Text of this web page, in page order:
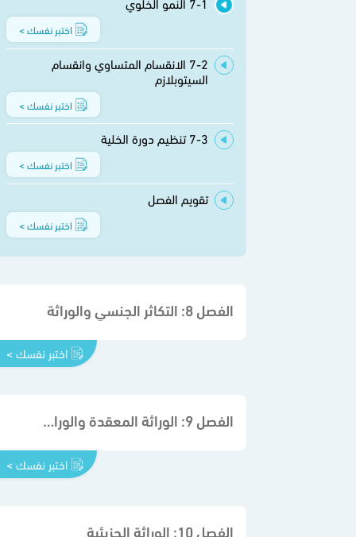
اختبر نفسك >
7-2 الانقسام المتساوي وانقسام
السيتوبلازم
اختبر نفسك >
7-3 تنظيم دورة الخلية
اختبر نفسك >
تقويم الفصل
اختبر نفسك >
الفصل 8: التكاثر الجنسي والوراثة
اختبر نفسك >
الفصل 9: الوراثة المعقدة والوراثة البشرية
اختبر نفسك >
الفصل 10: الوراثة الجزيئية